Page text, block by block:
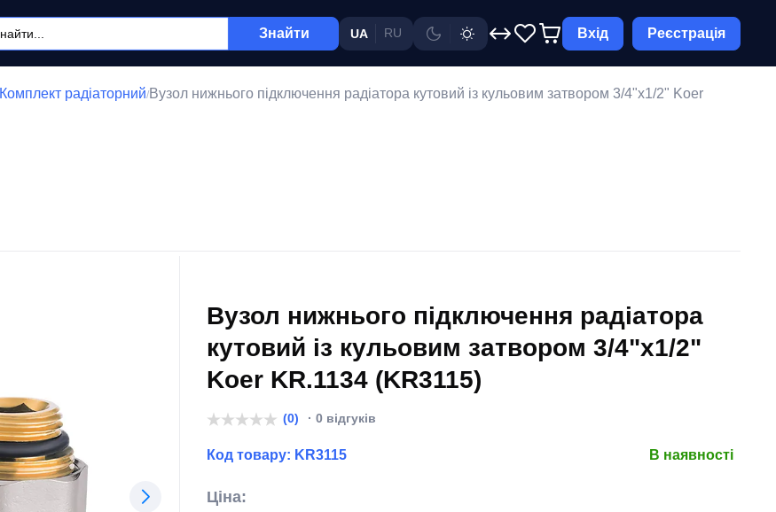
Знайти UA RU Вхід Реєстрація
Комплект радіаторний/Вузол нижнього підключення радіатора кутовий із кульовим затвором 3/4"x1/2" Koer
Вузол нижнього підключення радіатора
кутовий із кульовим затвором 3/4"x1/2"
Koer KR.1134 (KR3115)
(0) · 0 відгуків
Код товару: KR3115 В наявності
Ціна: